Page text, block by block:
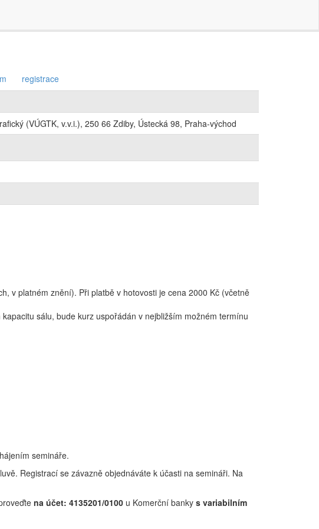
registrace
(VÚGTK, v.v.i.), 250 66 Zdiby, Ústecká 98, Praha-východ
v platném znění). Při platbě v hotovosti je cena 2000 Kč (včetně
sálu, bude kurz uspořádán v nejbližším možném termínu
semináře.
Registrací se závazně objednáváte k účasti na semináři. Na
na účet: 4135201/0100 u Komerční banky s variabilním